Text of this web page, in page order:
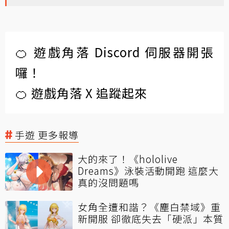
🍊 遊戲角落 Discord 伺服器開張
囉！
🍊 遊戲角落 X 追蹤起來
手遊 更多報導
大的來了！《hololive
Dreams》泳裝活動開跑 這麼大
真的沒問題嗎
女角全遭和諧？《塵白禁域》重
新開服 卻徹底失去「硬派」本質